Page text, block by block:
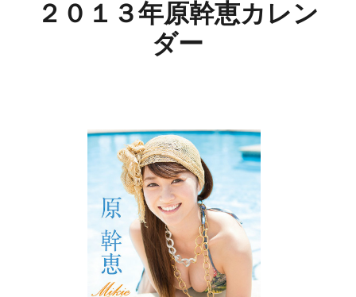
２０１３年原幹恵カレン
ダー